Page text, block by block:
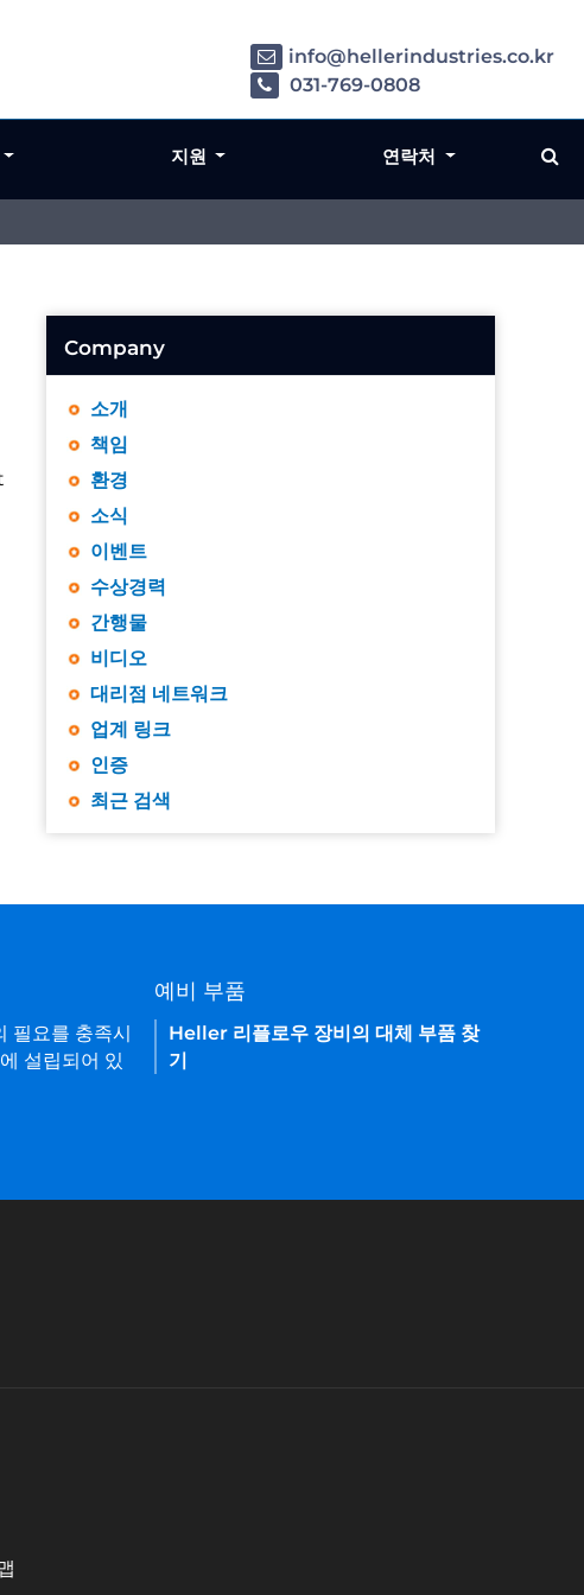
Company
소개
책임
환경
소식
이벤트
수상경력
간행물
비디오
대리점 네트워크
업계 링크
인증
최근 검색
info@hellerindustries.co.kr
031-769-0808
지원 연락처
필요를 충족시
설립되어 있
예비 부품
Heller 리플로우 장비의 대체 부품 찾
기